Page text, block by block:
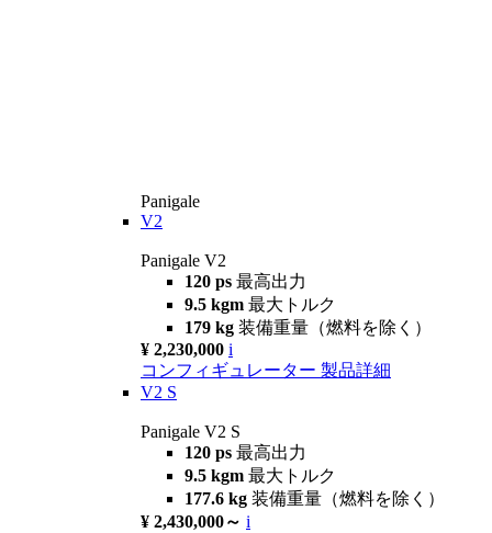
Panigale
V2
Panigale V2
120 ps 最高出力
9.5 kgm 最大トルク
179 kg 装備重量（燃料を除く）
¥ 2,230,000 i
コンフィギュレーター 製品詳細
V2 S
Panigale V2 S
120 ps 最高出力
9.5 kgm 最大トルク
177.6 kg 装備重量（燃料を除く）
¥ 2,430,000～ i